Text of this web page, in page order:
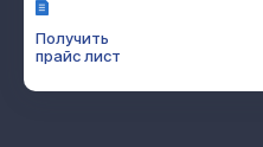
Получить
прайс лист